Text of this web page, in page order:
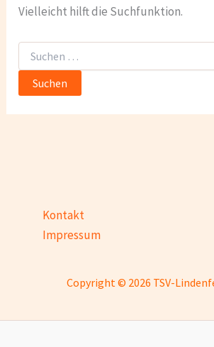
Vielleicht hilft die Suchfunktion.
Suchen
nach:
Kontakt
Impressum
Copyright © 2026 TSV-